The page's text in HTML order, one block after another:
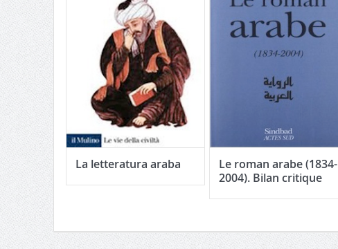
La letteratura araba
Le roman arabe (1834-
2004). Bilan critique